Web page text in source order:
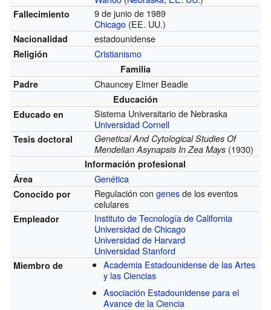
Fallecimiento
9 de junio de 1989
Chicago (EE. UU.)
Nacionalidad estadounidense
Religión Cristianismo
Familia
Padre
Chauncey Elmer Beadle
Educación
Educado en
Sistema Universitario de Nebraska
Universidad Cornell
Tesis doctoral
Genetical And Cytological Studies Of
Mendelian Asynapsis In Zea Mays (1930)
Información profesional
Área
Genética
Conocido por Regulación congenesde los eventos
celulares
Empleador
Instituto de Tecnología de California
Universidad de Chicago
Universidad de Harvard
Universidad Stanford
Miembro de
Academia Estadounidense de las Artes
y las Ciencias
Asociación Estadounidense para el
Avance de la Ciencia